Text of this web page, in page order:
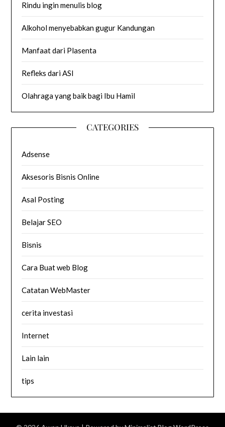
Rindu ingin menulis blog
Alkohol menyebabkan gugur Kandungan
Manfaat dari Plasenta
Refleks dari ASI
Olahraga yang baik bagi Ibu Hamil
CATEGORIES
Adsense
Aksesoris Bisnis Online
Asal Posting
Belajar SEO
Bisnis
Cara Buat web Blog
Catatan WebMaster
cerita investasi
Internet
Lain lain
tips